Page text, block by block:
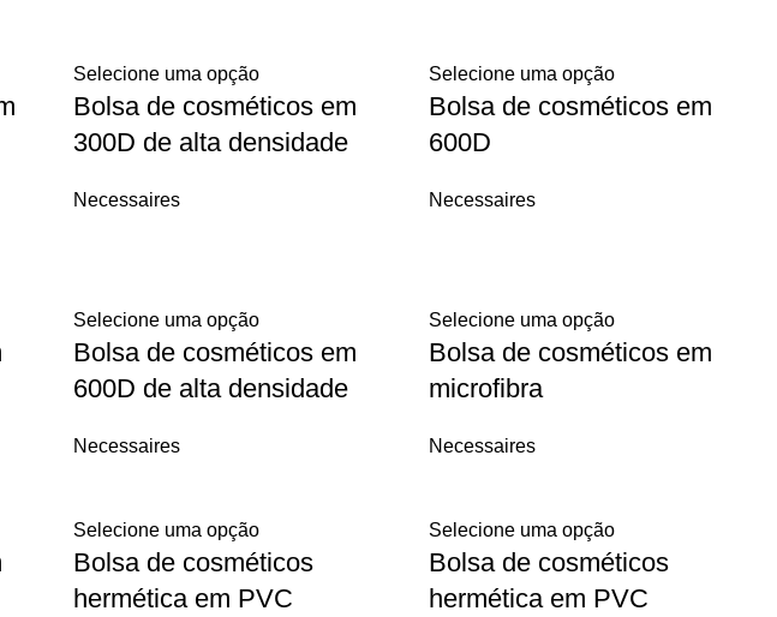
Selecione uma opção
Bolsa de cosméticos em
300D de alta densidade
Necessaires
Selecione uma opção
Bolsa de cosméticos em
600D
Necessaires
Selecione uma opção
Bolsa de cosméticos em
600D de alta densidade
Necessaires
Selecione uma opção
Bolsa de cosméticos em
microfibra
Necessaires
Selecione uma opção
Bolsa de cosméticos
hermética em PVC
Selecione uma opção
Bolsa de cosméticos
hermética em PVC